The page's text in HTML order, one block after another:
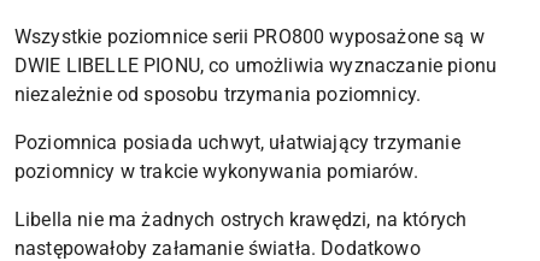
Wszystkie poziomnice serii PRO800 wyposażone są w
DWIE LIBELLE PIONU, co umożliwia wyznaczanie pionu
niezależnie od sposobu trzymania poziomnicy.
Poziomnica posiada uchwyt, ułatwiający trzymanie
poziomnicy w trakcie wykonywania pomiarów.
Libella nie ma żadnych ostrych krawędzi, na których
następowałoby załamanie światła. Dodatkowo